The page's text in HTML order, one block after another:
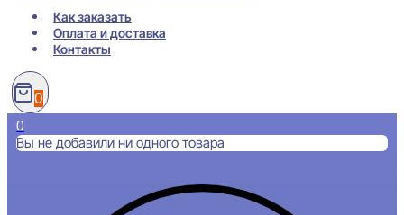
Как заказать
Оплата и доставка
Контакты
0
0
Вы не добавили ни одного товара